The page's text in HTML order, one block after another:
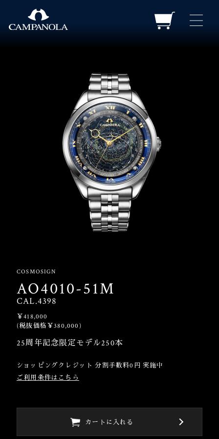
COSMOSIGN
AO4010-51M
CAL.4398
￥418,000
(税抜価格￥380,000)
25周年記念限定モデル250本
ショッピングクレジット 分割手数料0円 実施中
ご利用条件はこちら
カートに入れる